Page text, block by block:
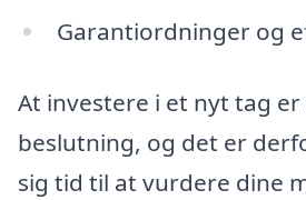
Garantiordninger og
At investere i et nyt tag
beslutning, og det er
sig tid til at vurdere dine